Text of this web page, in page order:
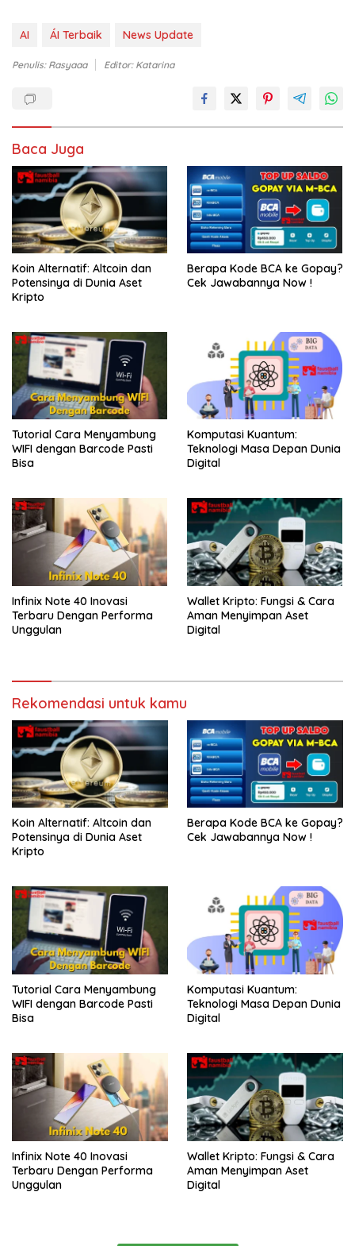
AI ÁI Terbaik News Update
Penulis: Rasyaaa Editor: Katarina
Baca Juga
Koin Alternatif: Altcoin dan
Potensinya di Dunia Aset
Kripto
Berapa Kode BCA ke Gopay?
Cek Jawabannya Now !
Tutorial Cara Menyambung
WIFI dengan Barcode Pasti
Bisa
Komputasi Kuantum:
Teknologi Masa Depan Dunia
Digital
Infinix Note 40 Inovasi
Terbaru Dengan Performa
Unggulan
Wallet Kripto: Fungsi & Cara
Aman Menyimpan Aset
Digital
Rekomendasi untuk kamu
Koin Alternatif: Altcoin dan
Potensinya di Dunia Aset
Kripto
Berapa Kode BCA ke Gopay?
Cek Jawabannya Now !
Tutorial Cara Menyambung
WIFI dengan Barcode Pasti
Bisa
Komputasi Kuantum:
Teknologi Masa Depan Dunia
Digital
Infinix Note 40 Inovasi
Terbaru Dengan Performa
Unggulan
Wallet Kripto: Fungsi & Cara
Aman Menyimpan Aset
Digital